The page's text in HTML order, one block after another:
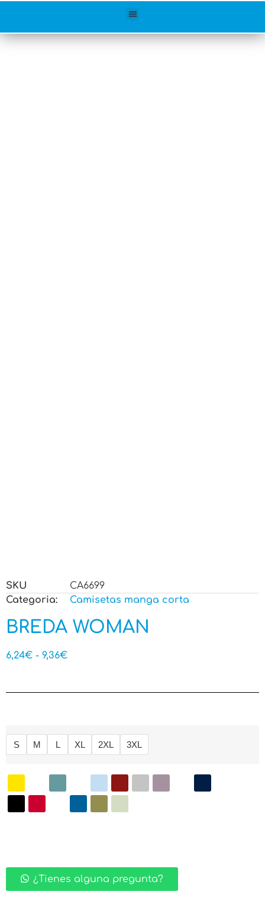
SKU
CA6699
Categoria:
Camisetas manga corta
BREDA WOMAN
6,24€ - 9,36€
S M L XL 2XL 3XL
¿Tienes alguna pregunta?